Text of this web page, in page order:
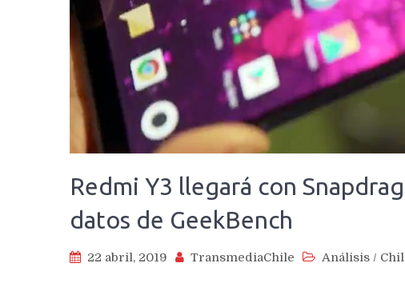
Redmi Y3 llegará con
datos de GeekBench
22 abril, 2019 TransmediaChile Análisis /